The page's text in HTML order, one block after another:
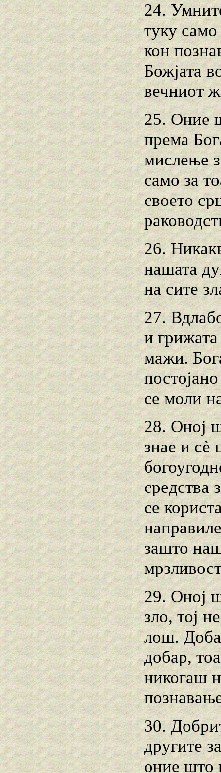
24.
туку
кон
Божјата
вечниот
25. Оние
према
мислење
само за
своето
26.
нашата
на сите
27.
и
мажи.
се моли
28. Оној
знае и сѐ
средства
се
зашто
29. Оној
зло, тој
лош.
добар,
никогаш
30.
другите
оние што